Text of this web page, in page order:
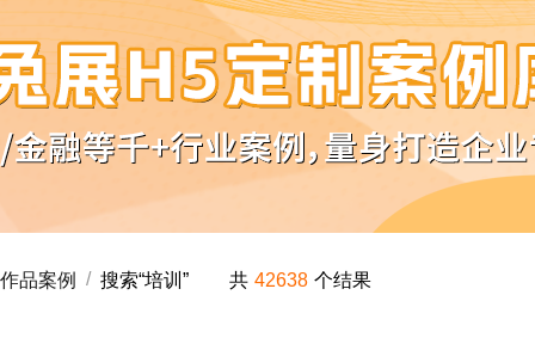
作品案例 / 搜索“培训 ” 共 42638 个结果